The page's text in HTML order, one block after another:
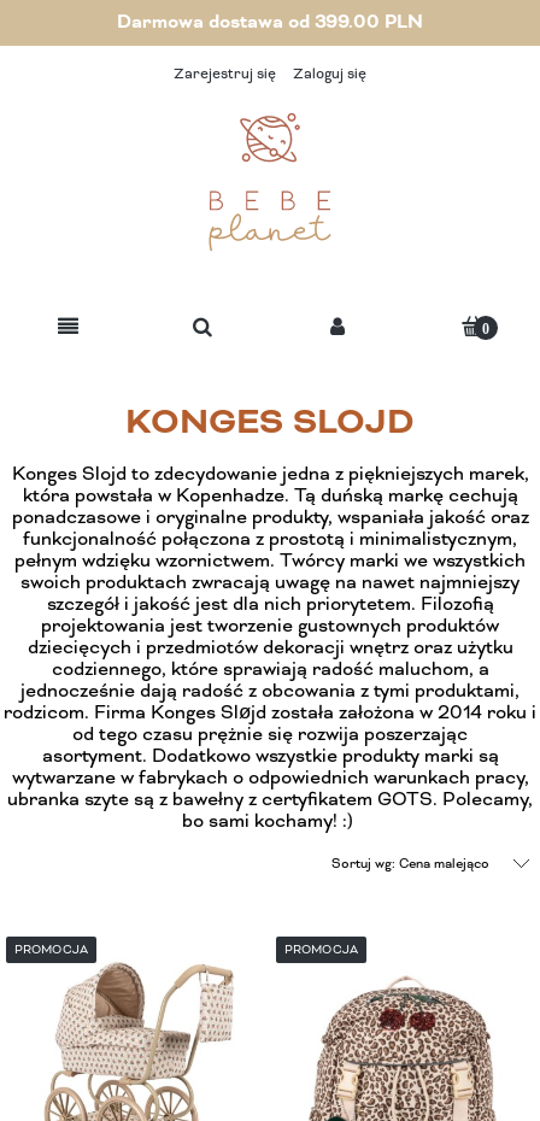
Darmowa dostawa od 399.00 PLN
Zarejestruj się Zaloguj się
KONGES SLOJD
Konges Slojd to zdecydowanie jedna z piękniejszych marek,
która powstała w Kopenhadze. Tą duńską markę cechują
ponadczasowe i oryginalne produkty, wspaniała jakość oraz
funkcjonalność połączona z prostotą i minimalistycznym,
pełnym wdzięku wzornictwem. Twórcy marki we wszystkich
swoich produktach zwracają uwagę na nawet najmniejszy
szczegół i jakość jest dla nich priorytetem. Filozofią
projektowania jest tworzenie gustownych produktów
dziecięcych i przedmiotów dekoracji wnętrz oraz użytku
codziennego, które sprawiają radość maluchom, a
jednocześnie dają radość z obcowania z tymi produktami,
rodzicom. Firma Konges Sløjd została założona w 2014 roku i
od tego czasu prężnie się rozwija poszerzając
asortyment. Dodatkowo wszystkie produkty marki są
wytwarzane w fabrykach o odpowiednich warunkach pracy,
ubranka szyte są z bawełny z certyfikatem GOTS. Polecamy,
bo sami kochamy! :)
Sortuj wg: Cena malejąco
PROMOCJA PROMOCJA